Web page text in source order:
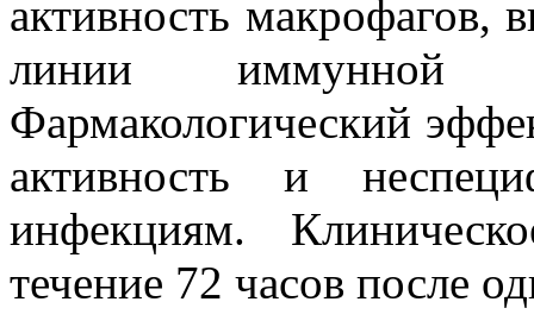
активность макрофагов,
линии иммунной
Фармакологический
активность и
инфекциям.
течение 72 часов после